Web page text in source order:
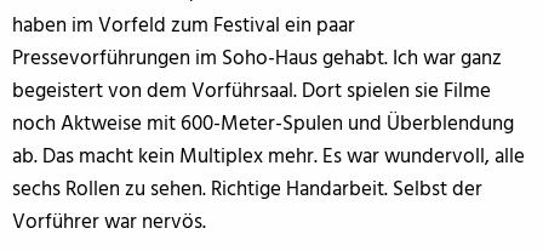
haben im Vorfeld zum Festival ein paar
Pressevorführungen im Soho-Haus gehabt. Ich war ganz
begeistert von dem Vorführsaal. Dort spielen sie Filme
noch Aktweise mit 600-Meter-Spulen und Überblendung
ab. Das macht kein Multiplex mehr. Es war wundervoll, alle
sechs Rollen zu sehen. Richtige Handarbeit. Selbst der
Vorführer war nervös.